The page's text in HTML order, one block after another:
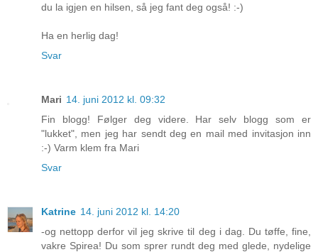
du la igjen en hilsen, så jeg fant deg også! :-)
Ha en herlig dag!
Svar
Mari 14. juni 2012 kl. 09:32
Fin blogg! Følger deg videre. Har selv blogg som er
"lukket", men jeg har sendt deg en mail med invitasjon inn
:-) Varm klem fra Mari
Svar
Katrine 14. juni 2012 kl. 14:20
-og nettopp derfor vil jeg skrive til deg i dag. Du tøffe, fine,
vakre Spirea! Du som sprer rundt deg med glede, nydelige